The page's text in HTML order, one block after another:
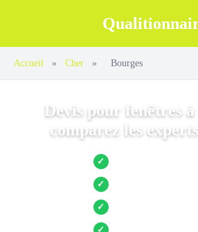
Accueil » Cher » Bourges
Devis pour fenêtres à
comparez les
✓ Jusqu’à 3 devis
✓ Entreprises locales
✓ Pose garantie
✓ Aides et primes incluses